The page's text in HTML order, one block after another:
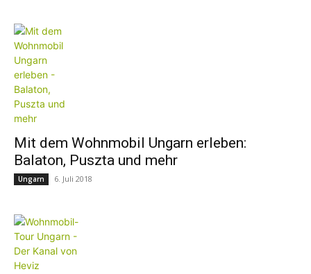
Mit dem Wohnmobil Ungarn erleben:
Balaton, Puszta und mehr
Ungarn 6. Juli 2018